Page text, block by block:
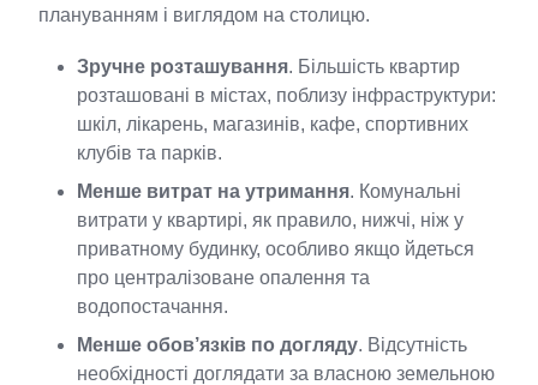
плануванням і виглядом на столицю.
Зручне розташування. Більшість квартир
розташовані в містах, поблизу інфраструктури:
шкіл, лікарень, магазинів, кафе, спортивних
клубів та парків.
Менше витрат на утримання. Комунальні
витрати у квартирі, як правило, нижчі, ніж у
приватному будинку, особливо якщо йдеться
про централізоване опалення та
водопостачання.
Менше обов’язків по догляду. Відсутність
необхідності доглядати за власною земельною